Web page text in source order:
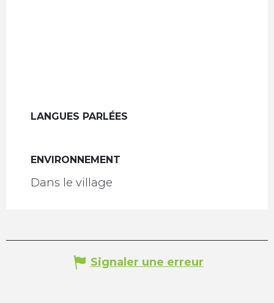
LANGUES PARLÉES
LANGUES PARLÉES
ENVIRONNEMENT
ENVIRONNEMENT
Dans le village
Signaler une erreur